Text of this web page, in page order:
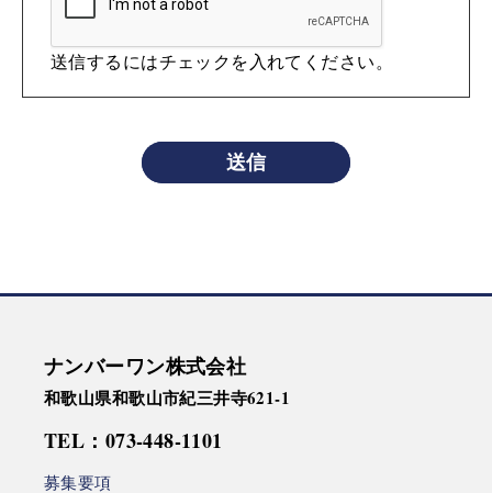
送信するにはチェックを入れてください。
送信
ナンバーワン株式会社
和歌山県和歌山市紀三井寺621-1
TEL：073-448-1101
募集要項